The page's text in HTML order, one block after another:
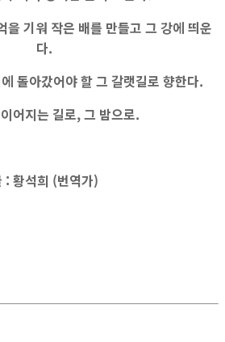
을 기워 작은 배를 만들고 그 강에 띄운
다.
돌아갔어야 할 그 갈랫길로 향한다.
어지는 길로, 그 밤으로.
: 황석희 (번역가)